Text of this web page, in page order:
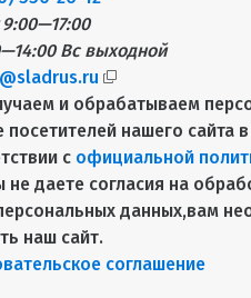
Вс выходной
и обрабатываем
посетителей нашего сайта в
с официальной
не даете согласия на
данных,вам
наш сайт.
соглашение